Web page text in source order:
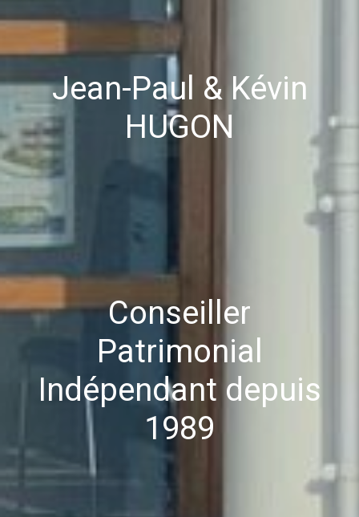
Jean-Paul & Kévin
HUGON
Conseiller
Patrimonial
Indépendant depuis
1989